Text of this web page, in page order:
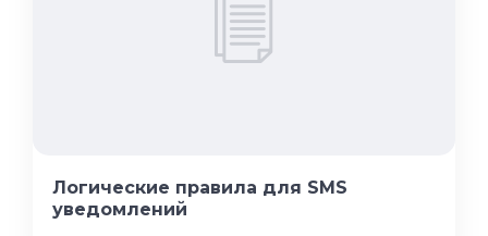
Логические правила для SMS
уведомлений